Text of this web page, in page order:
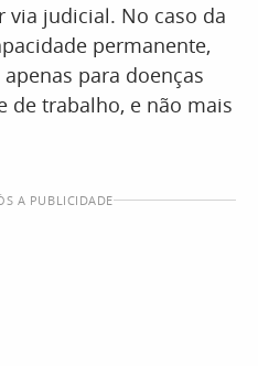
via judicial. No caso da
permanente,
para doenças
de trabalho, e não mais
A PUBLICIDADE